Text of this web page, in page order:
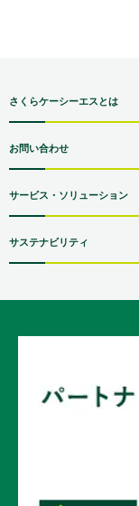
さくらケーシーエスとは
お問い合わせ
サービス・ソリューション
サステナビリティ